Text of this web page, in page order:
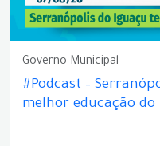
Governo Municipal
#Podcast –
melhor educação do